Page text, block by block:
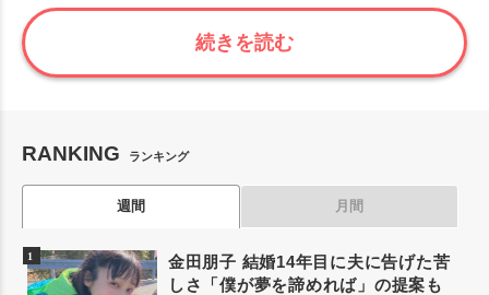
続きを読む
RANKING ランキング
週間 月間
金田朋子 結婚14年目に夫に告げた苦
しさ「僕が夢を諦めれば」の提案も